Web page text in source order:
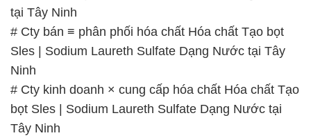
# Cty kinh doanh × cung cấp hóa chất Hóa chất Tạo
bọt Sles | Sodium Laureth Sulfate Dạng Nước tại
Tây Ninh
# Cty chuyên thương mại × bán hóa chất Hóa chất
Tạo bọt Sles | Sodium Laureth Sulfate Dạng Nước
tại Tây Ninh